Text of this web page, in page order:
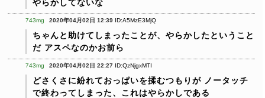
やらかしてないな
743mg 2020年04月02日 12:39 ID:A5MzE3MjQ
ちゃんと助けてしまったことが、やらかしたということ
だ アスペなのかお前ら
743mg 2020年04月02日 22:27 ID:QzNjgxMTI
どさくさに紛れておっぱいを揉むつもりが ノータッチ
で終わってしまった、これはやらかしである